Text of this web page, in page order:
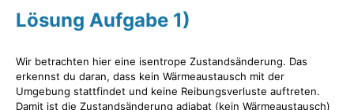
Lösung Aufgabe 1)
Wir betrachten hier eine isentrope Zustandsänderung. Das
erkennst du daran, dass kein Wärmeaustausch mit der
Umgebung stattfindet und keine Reibungsverluste auftreten.
Damit ist die Zustandsänderung adiabat (kein Wärmeaustausch)